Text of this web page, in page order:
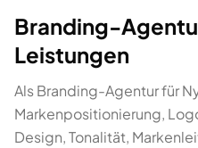
Branding-
Leistungen
Als Branding-Agentur für
Markenpositionierung,
Design, Tonalität,